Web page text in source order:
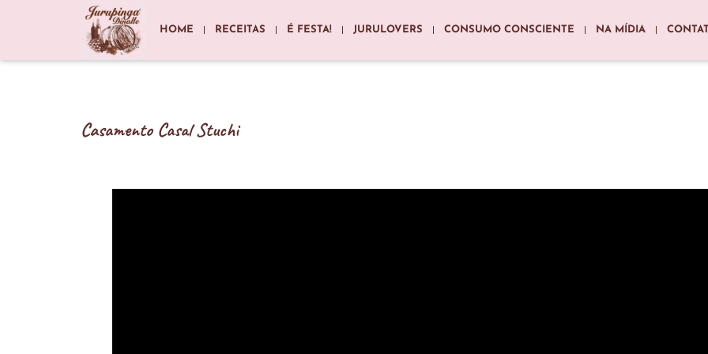
HOME RECEITAS É FESTA! JURULOVERS CONSUMO CONSCIENTE NA MÍDIA
Casamento Casal Stuchi